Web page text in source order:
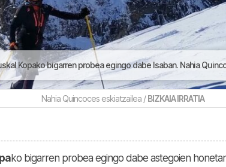
Kopako bigarren probea egingo dabe Isaban. Nahia
Nahia Quincoces eskiatzailea /BIZKAIA IRRATIA
ko bigarren probea egingo dabe astegoien